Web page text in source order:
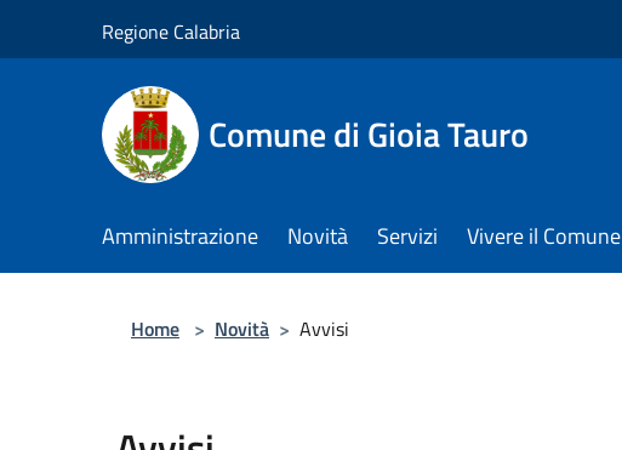
Regione Calabria
Comune di Gioia Tauro
Amministrazione Novità Servizi Vivere il Comune
Home > Novità > Avvisi